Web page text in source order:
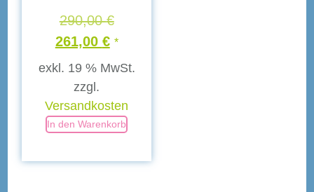
290,00€
261,00 € *
exkl. 19 % MwSt.
zzgl.
Versandkosten
In den Warenkorb